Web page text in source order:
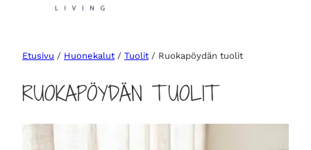
Etusivu / Huonekalut / Tuolit / Ruokapöydän tuolit
RUOKAPÖYDÄN TUOLIT